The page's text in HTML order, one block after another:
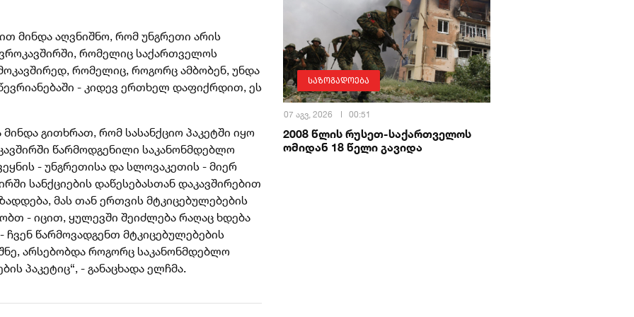
მინდა აღვნიშნო, რომ უნგრეთი არის
რომელიც საქართველოს
რომელიც, როგორც ამბობენ, უნდა
- კიდევ ერთხელ დაფიქრდით, ეს
მინდა გითხრათ, რომ სასანქციო პაკეტში იყო
წარმოდგენილი საკანონმდებლო
- უნგრეთისა და სლოვაკეთის - მიერ
სანქციების დაწესებასთან დაკავშირებით
მას თან ერთვის მტკიცებულებების
- იცით, ყულევში შეიძლება რაღაც ხდება
წარმოვადგენთ მტკიცებულებების
არსებობდა როგორც საკანონმდებლო
პაკეტიც“, - განაცხადა ელჩმა.
საზოგადოება
07 აგვ, 2026 00:51
2008 წლის რუსეთ-საქართველოს
ომიდან 18 წელი გავიდა